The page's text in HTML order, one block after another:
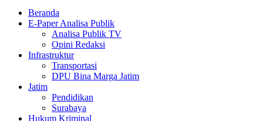
Beranda
E-Paper Analisa Publik
Analisa Publik TV
Opini Redaksi
Infrastruktur
Transportasi
DPU Bina Marga Jatim
Jatim
Pendidikan
Surabaya
Hukum Kriminal